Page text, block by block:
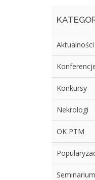
Aktualności
Konkursy
Nekrologi
OK PTM